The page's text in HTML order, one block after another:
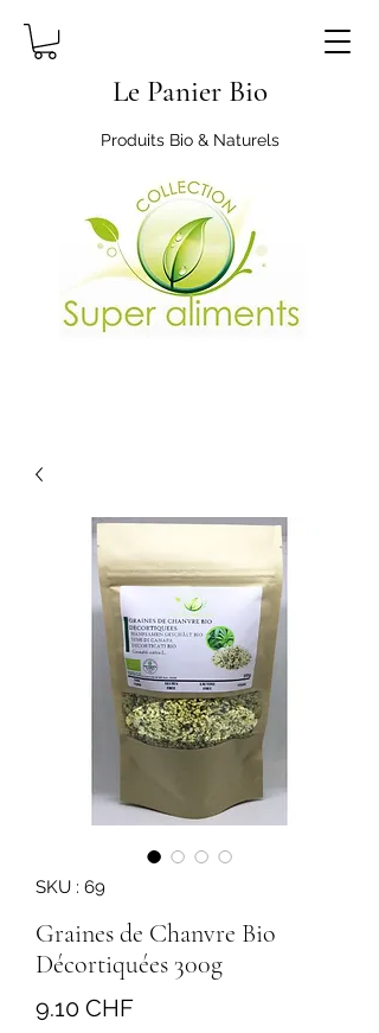
Le Panier Bio
Produits Bio & Naturels
SKU : 69
Graines de Chanvre Bio
Décortiquées 300g
9.10 CHFPrix